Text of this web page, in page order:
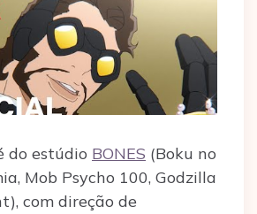
do estúdio BONES (Boku no
Mob Psycho 100, Godzilla
com direção de